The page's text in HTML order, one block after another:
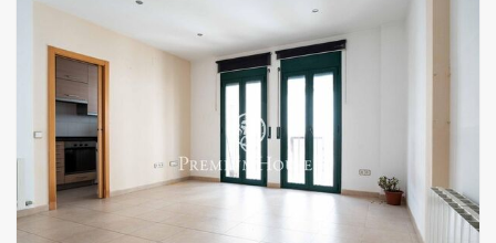
également sur cette terrasse. L'espace nuit comprend trois
chambres doubles, dont deux avec salle de bains privative.
Une salle de bains complète dessert la troisième chambre et
le reste de l'appartement. Situé en plein centre-ville de
Sitges, cet appartement bénéficie d'un emplacement idéal, à
proximité de toutes les commodités et de la plage. Le centre
de Sitges est animé toute l'année, parfait pour profiter des
festivités locales.